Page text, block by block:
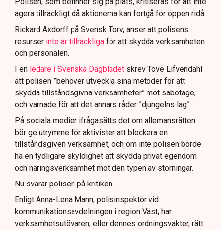
Samtidigt är polisarbetet komplext när det gäller
att navigera juridiska rättigheter och gränser.
agera tillräckligt då aktionerna kan fortgå för öppen ridå.
Rickard Axdorff på Svensk Torv, anser att polisens
resurser inte är tillräckliga för att skydda verksamheten
och personalen.
I en ledare i Svenska Dagbladet skrev Tove Lifvendahl
att polisen ”behöver utveckla sina metoder för att
skydda tillståndsgivna verksamheter” mot sabotage,
och varnade för att det annars råder ”djungelns lag”.
På sociala medier ifrågasätts det om allemansrätten
bör ge utrymme för aktivister att blockera en
tillståndsgiven verksamhet, och om inte polisen borde
ha en tydligare skyldighet att skydda privat egendom
och näringsverksamhet mot den typen av störningar.
Nu svarar polisen på kritiken.
Enligt Anna-Lena Mann, polisinspektör vid
kommunikationsavdelningen i region Väst, har
verksamhetsutövaren, eller dennes ordningsvakter, rätt